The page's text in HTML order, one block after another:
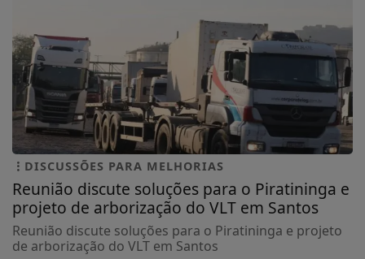
DISCUSSÕES PARA MELHORIAS
Reunião discute soluções para o Piratininga e
projeto de arborização do VLT em Santos
Reunião discute soluções para o Piratininga e projeto
de arborização do VLT em Santos